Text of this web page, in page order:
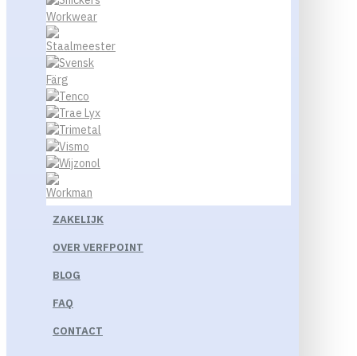
ZAKELIJK
OVER VERFPOINT
BLOG
FAQ
CONTACT